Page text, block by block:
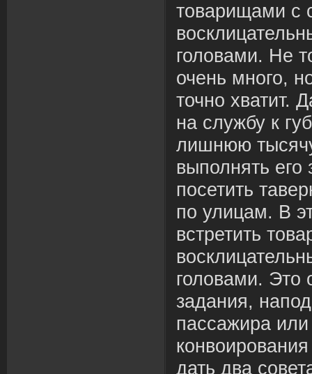
товарищами с
головами. Не
очень много,
точно хватит.
на службу к
лишнюю
выполнять его
посетить
по улицам. В
встретить
головами. Это
задания,
пассажира
дать два